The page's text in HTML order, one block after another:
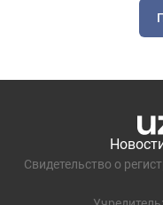
Свидетельство о